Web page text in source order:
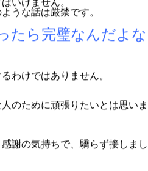
いけません。
うな話は厳禁です。
たら完璧なんだよ
わけではありません。
のために頑張りたいとは思い
謝の気持ちで、驕らず接しま